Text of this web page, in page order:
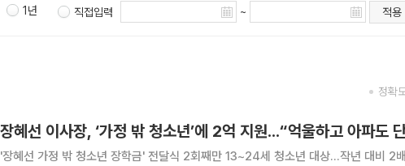
1년 직접입력 ~ 적용
정확
'장혜선 가정 밖 청소년 장학금' 전달식 2회째만 13~24세 청소년 대상...작년 대비 2배 규